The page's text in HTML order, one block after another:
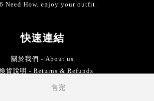
售完
Need How. enjoy your outfit.
快速連結
關於我們 - About us
貨說明 - Returns & Refunds
購物方式 - Shopping method